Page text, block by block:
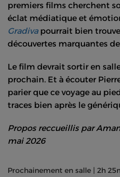
premiers films cherchent
éclat médiatique et
Gradivapourrait bien
découvertes marquantes
Le film devrait sortir en
prochain. Et à écouter
parier que ce voyage au
traces bien après le
Propos reccueillis par
mai 2026
Prochainement en salle | 2h